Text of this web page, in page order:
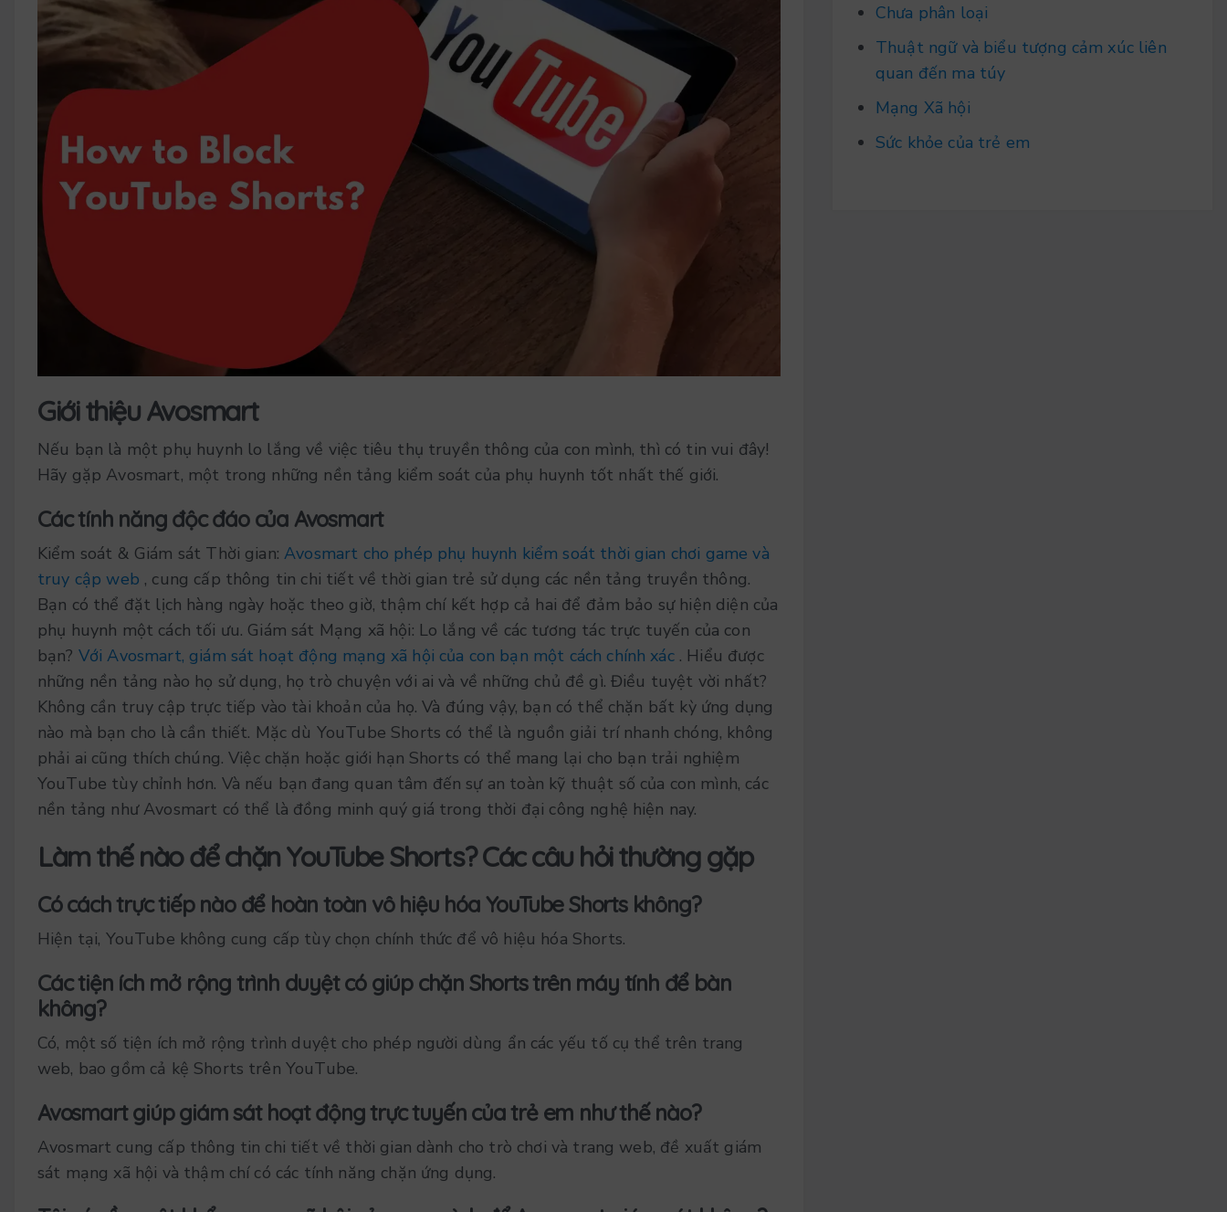
Giới thiệu Avosmart
Nếu bạn là một phụ huynh lo lắng về việc tiêu thụ truyền thông của con mình, thì có tin vui đây!
Hãy gặp Avosmart, một trong những nền tảng kiểm soát của phụ huynh tốt nhất thế giới.
Các tính năng độc đáo của Avosmart
Kiểm soát & Giám sát Thời gian:Avosmart cho phép phụ huynh kiểm soát thời gian chơi game và
truy cập web , cung cấp thông tin chi tiết về thời gian trẻ sử dụng các nền tảng truyền thông.
Bạn có thể đặt lịch hàng ngày hoặc theo giờ, thậm chí kết hợp cả hai để đảm bảo sự hiện diện của
phụ huynh một cách tối ưu. Giám sát Mạng xã hội: Lo lắng về các tương tác trực tuyến của con
bạn? Với Avosmart, giám sát hoạt động mạng xã hội của con bạn một cách chính xác . Hiểu được
những nền tảng nào họ sử dụng, họ trò chuyện với ai và về những chủ đề gì. Điều tuyệt vời nhất?
Không cần truy cập trực tiếp vào tài khoản của họ. Và đúng vậy, bạn có thể chặn bất kỳ ứng dụng
nào mà bạn cho là cần thiết. Mặc dù YouTube Shorts có thể là nguồn giải trí nhanh chóng, không
phải ai cũng thích chúng. Việc chặn hoặc giới hạn Shorts có thể mang lại cho bạn trải nghiệm
YouTube tùy chỉnh hơn. Và nếu bạn đang quan tâm đến sự an toàn kỹ thuật số của con mình, các
nền tảng như Avosmart có thể là đồng minh quý giá trong thời đại công nghệ hiện nay.
Làm thế nào để chặn YouTube Shorts? Các câu hỏi thường gặp
Có cách trực tiếp nào để hoàn toàn vô hiệu hóa YouTube Shorts không?
Hiện tại, YouTube không cung cấp tùy chọn chính thức để vô hiệu hóa Shorts.
Các tiện ích mở rộng trình duyệt có giúp chặn Shorts trên máy tính để bàn
không?
Có, một số tiện ích mở rộng trình duyệt cho phép người dùng ẩn các yếu tố cụ thể trên trang
web, bao gồm cả kệ Shorts trên YouTube.
Avosmart giúp giám sát hoạt động trực tuyến của trẻ em như thế nào?
Avosmart cung cấp thông tin chi tiết về thời gian dành cho trò chơi và trang web, đề xuất giám
sát mạng xã hội và thậm chí có các tính năng chặn ứng dụng.
Chưa phân loại
Thuật ngữ và biểu tượng cảm xúc liên
quan đến ma túy
Mạng Xã hội
Sức khỏe của trẻ em